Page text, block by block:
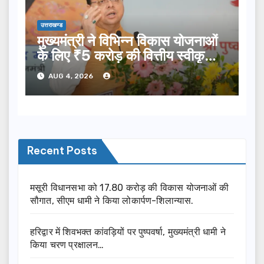
उत्तराखण्ड
मुख्यमंत्री ने विभिन्न विकास योजनाओं
के लिए ₹5 करोड़ की वित्तीय स्वीकृति
दी…AUG 4, 2026
Recent Posts
मसूरी विधानसभा को 17.80 करोड़ की विकास योजनाओं की
सौगात, सीएम धामी ने किया लोकार्पण-शिलान्यास.
हरिद्वार में शिवभक्त कांवड़ियों पर पुष्पवर्षा, मुख्यमंत्री धामी ने
किया चरण प्रक्षालन…